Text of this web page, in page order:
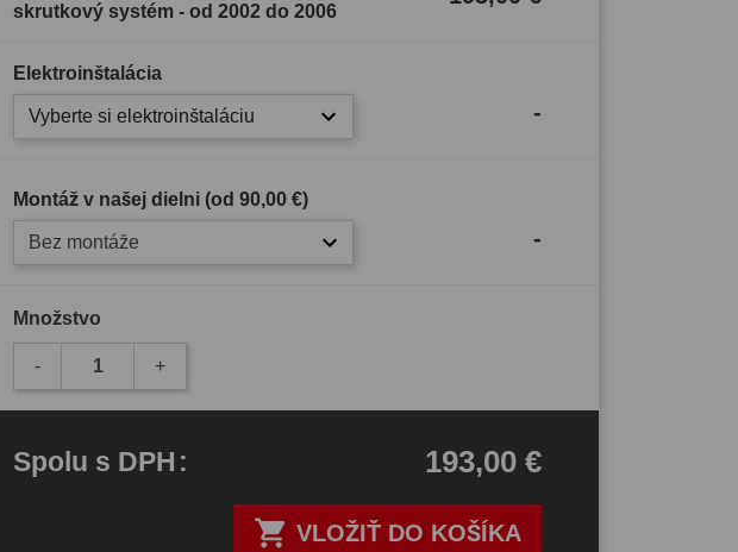
skrutkový systém - od 2002 do 2006
Elektroinštalácia
Vyberte si elektroinštaláciu -
Montáž v našej dielni (od 90,00 €)
Bez montáže -
Množstvo
- +
 VLOŽIŤ DO KOŠÍKA
Spolu s DPH: 193,00 €